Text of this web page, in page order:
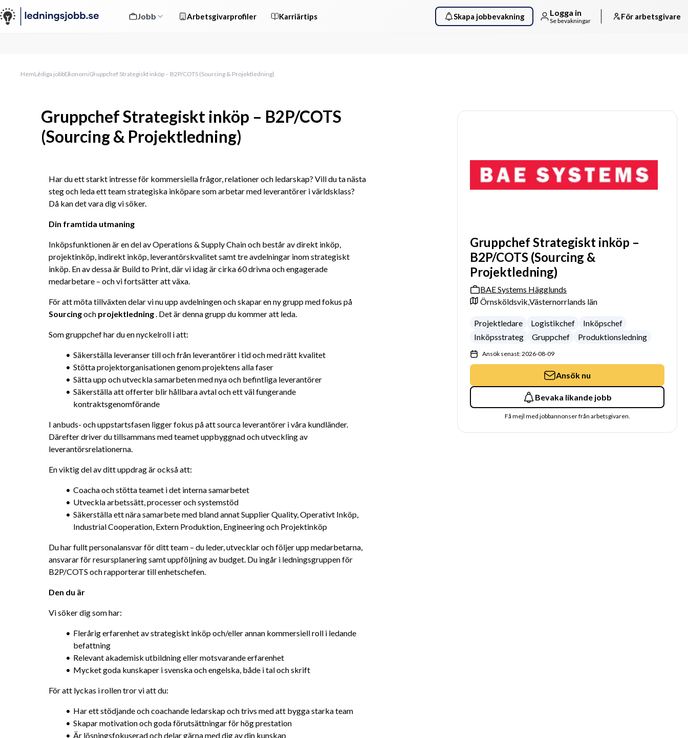
Jobb Arbetsgivarprofiler Karriärtips Skapa jobbevakning Logga in
Se bevakningar För arbetsgivare
HemLediga jobbEkonomiGruppchef Strategiskt inköp – B2P/COTS (Sourcing & Projektledning)
Gruppchef Strategiskt inköp – B2P/COTS
(Sourcing & Projektledning)
Har du ett starkt intresse för kommersiella frågor, relationer och ledarskap? Vill du ta nästa
steg och leda ett team strategiska inköpare som arbetar med leverantörer i världsklass?
Då kan det vara dig vi söker.
Din framtida utmaning
Inköpsfunktionen är en del av Operations & Supply Chain och består av direkt inköp,
projektinköp, indirekt inköp, leverantörskvalitet samt tre avdelningar inom strategiskt
inköp. En av dessa är Build to Print, där vi idag är cirka 60 drivna och engagerade
medarbetare – och vi fortsätter att växa.
Sourcing och projektledning . Det är denna grupp du kommer att leda.
Som gruppchef har du en nyckelroll i att:
Säkerställa leveranser till och från leverantörer i tid och med rätt kvalitet
Stötta projektorganisationen genom projektens alla faser
Sätta upp och utveckla samarbeten med nya och befintliga leverantörer
Säkerställa att offerter blir hållbara avtal och ett väl fungerande
kontraktsgenomförande
I anbuds- och uppstartsfasen ligger fokus på att sourca leverantörer i våra kundländer.
Därefter driver du tillsammans med teamet uppbyggnad och utveckling av
leverantörsrelationerna.
En viktig del av ditt uppdrag är också att:
Coacha och stötta teamet i det interna samarbetet
Utveckla arbetssätt, processer och systemstöd
Säkerställa ett nära samarbete med bland annat Supplier Quality, Operativt Inköp,
Industrial Cooperation, Extern Produktion, Engineering och Projektinköp
Du har fullt personalansvar för ditt team – du leder, utvecklar och följer upp medarbetarna,
ansvarar för resursplanering samt uppföljning av budget. Du ingår i ledningsgruppen för
B2P/COTS och rapporterar till enhetschefen.
Den du är
Vi söker dig som har:
Flerårig erfarenhet av strategiskt inköp och/eller annan kommersiell roll i ledande
befattning
Relevant akademisk utbildning eller motsvarande erfarenhet
Mycket goda kunskaper i svenska och engelska, både i tal och skrift
För att lyckas i rollen tror vi att du:
Har ett stödjande och coachande ledarskap och trivs med att bygga starka team
Skapar motivation och goda förutsättningar för hög prestation
Är lösningsfokuserad och delar gärna med dig av din kunskap
Gruppchef Strategiskt inköp –
B2P/COTS (Sourcing &
Projektledning)
BAE Systems Hägglunds
Örnsköldsvik,Västernorrlands län
Projektledare Logistikchef
Inköpschef
Inköpsstrateg
Gruppchef Produktionsledning
Ansök senast: 2026-08-09
Ansök nu
Bevaka likande jobb
Få mejl med jobbannonser från arbetsgivaren.